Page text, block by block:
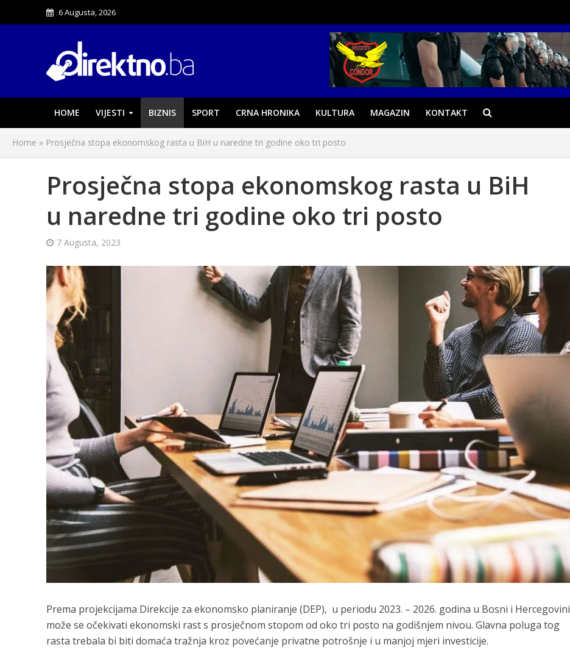
6 Augusta, 2026
HOME VIJESTI BIZNIS SPORT CRNA HRONIKA KULTURA MAGAZIN KONTAKT
Home » Prosječna stopa ekonomskog rasta u BiH u naredne tri godine oko tri posto
Prosječna stopa ekonomskog rasta u BiH
u naredne tri godine oko tri posto
7 Augusta, 2023
Prema projekcijama Direkcije za ekonomsko planiranje (DEP), u periodu 2023. – 2026. godina u Bosni i Hercegovini
može se očekivati ekonomski rast s prosječnom stopom od oko tri posto na godišnjem nivou. Glavna poluga tog
rasta trebala bi biti domaća tražnja kroz povećanje privatne potrošnje i u manjoj mjeri investicije.